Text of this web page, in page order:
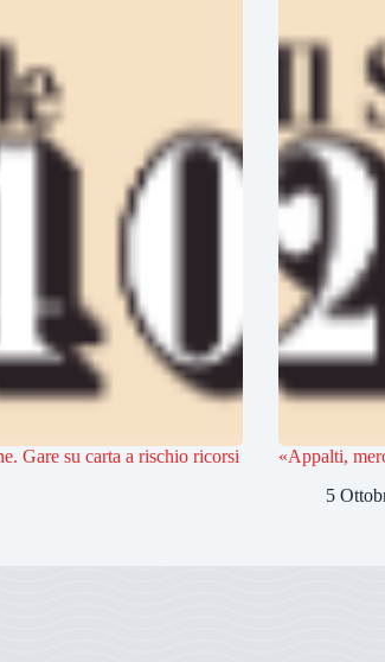
Gare su carta a rischio ricorsi
«Appalti,
5